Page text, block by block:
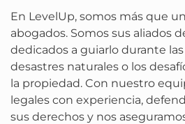
En LevelUp, somos más que
abogados. Somos sus aliados
dedicados a guiarlo durante
desastres naturales o los
la propiedad. Con nuestro
legales con experiencia,
sus derechos y nos